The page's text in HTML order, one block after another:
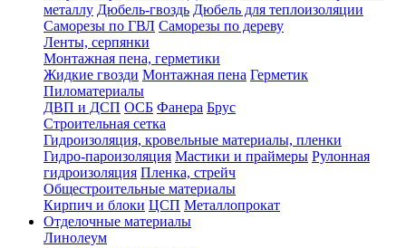
металлу Дюбель-гвоздь Дюбель для теплоизоляции
Саморезы по ГВЛ Саморезы по дереву
Ленты, серпянки
Монтажная пена, герметики
Жидкие гвозди Монтажная пена Герметик
Пиломатериалы
ДВП и ДСП ОСБ Фанера Брус
Строительная сетка
Гидроизоляция, кровельные материалы, пленки
Гидро-пароизоляция Мастики и праймеры Рулонная
гидроизоляция Пленка, стрейч
Общестроительные материалы
Кирпич и блоки ЦСП Металлопрокат
Отделочные материалы
Линолеум